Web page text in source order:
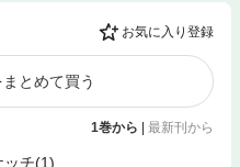
お気に入り登録
とめて買う
1巻から | 最新刊から
ッチ(1)